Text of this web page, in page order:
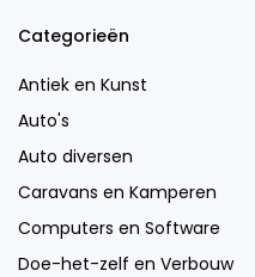
Categorieën
Antiek en Kunst
Auto's
Auto diversen
Caravans en Kamperen
Computers en Software
Doe-het-zelf en Verbouw